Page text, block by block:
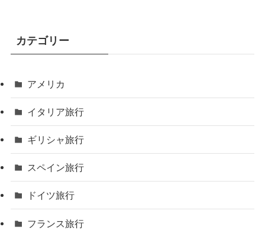
カテゴリー
アメリカ
イタリア旅行
ギリシャ旅行
スペイン旅行
ドイツ旅行
フランス旅行